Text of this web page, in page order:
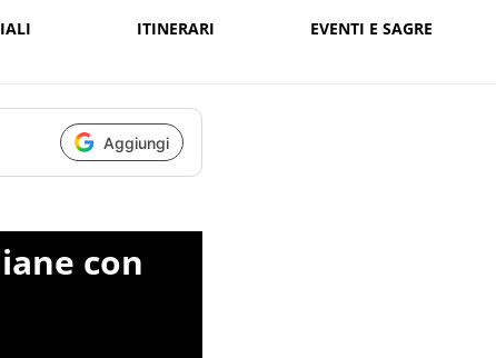
ITINERARI EVENTI E SAGRE
Aggiungi
con